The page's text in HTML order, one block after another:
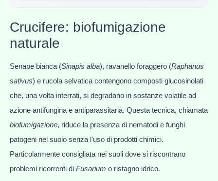
Crucifere: biofumigazione
naturale
Senape bianca (Sinapis alba), ravanello foraggero (Raphanus
sativus) e rucola selvatica contengono composti glucosinolati
che, una volta interrati, si degradano in sostanze volatile ad
azione antifungina e antiparassitaria. Questa tecnica, chiamata
biofumigazione, riduce la presenza di nematodi e funghi
patogeni nel suolo senza l'uso di prodotti chimici.
Particolarmente consigliata nei suoli dove si riscontrano
problemi ricorrenti di Fusarium o ristagno idrico.